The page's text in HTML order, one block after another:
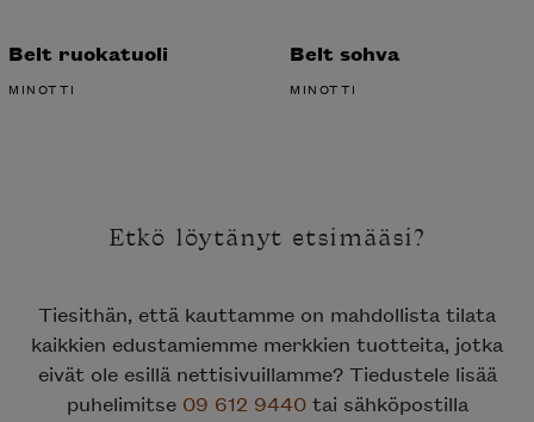
Belt ruokatuoli
MINOTTI
Belt sohva
MINOTTI
Etkö löytänyt etsimääsi?
Tiesithän, että kauttamme on mahdollista tilata
kaikkien edustamiemme merkkien tuotteita, jotka
eivät ole esillä nettisivuillamme? Tiedustele lisää
puhelimitse 09 612 9440tai sähköpostilla